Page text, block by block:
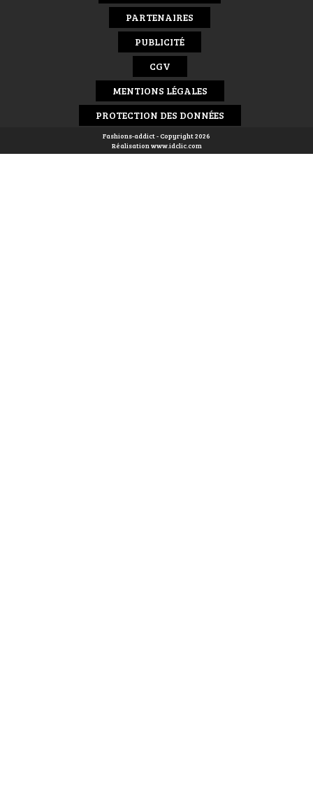
PARTENAIRES
PUBLICITÉ
CGV
MENTIONS LÉGALES
PROTECTION DES DONNÉES
Fashions-addict - Copyright 2026
Réalisationwww.idclic.com